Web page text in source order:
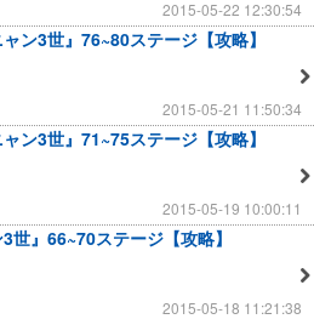
2015-05-22 12:30:54
ャン3世』76~80ステージ【攻略】
2015-05-21 11:50:34
ャン3世』71~75ステージ【攻略】
2015-05-19 10:00:11
3世』66~70ステージ【攻略】
2015-05-18 11:21:38